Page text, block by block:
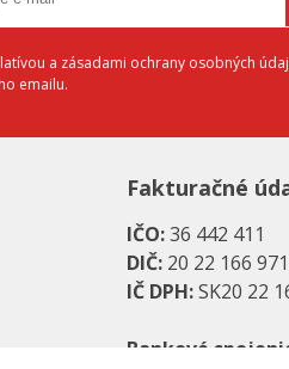
a zásadami ochrany osobných
emailu.
Fakturačné
IČO:36 442 411
DIČ: 20 22 166 971
IČ DPH:SK20 22
Bankové